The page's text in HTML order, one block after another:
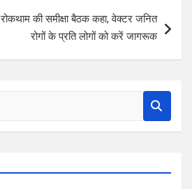
की समीक्षा बैठक कहा, वेक्टर जनित
रोगों के प्रति लोगों को करें जागरूक